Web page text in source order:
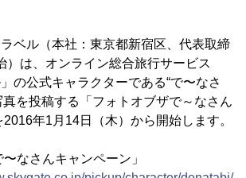
ベル（本社：東京都新宿区、代表取締
）は、オンライン総合旅行サービス
の公式キャラクターである“で〜なさ
真を投稿する「フォトオブザで～なさん
年1月14日（木）から開始します。
〜なさんキャンペーン」